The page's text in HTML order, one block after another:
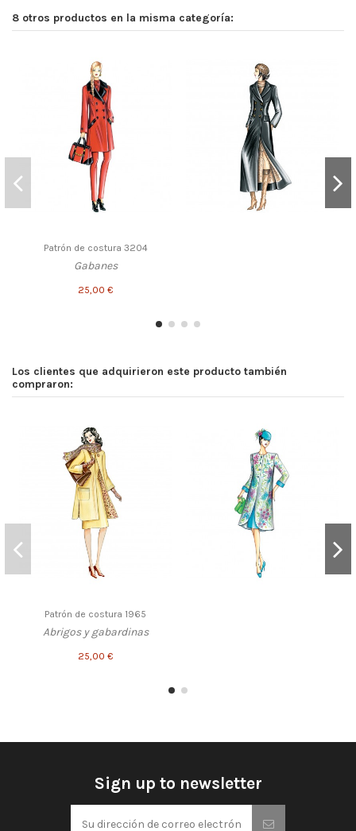
8 otros productos en la misma categoría:
Patrón de costura 3204
Gabanes
25,00 €
Los clientes que adquirieron este producto también
compraron:
Patrón de costura 1965
Abrigos y gabardinas
25,00 €
Sign up to newsletter